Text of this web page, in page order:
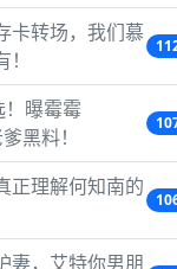
卡转场，我们慕
！曝霉霉
黑料！
正理解何知南的
妻，艾特你男朋